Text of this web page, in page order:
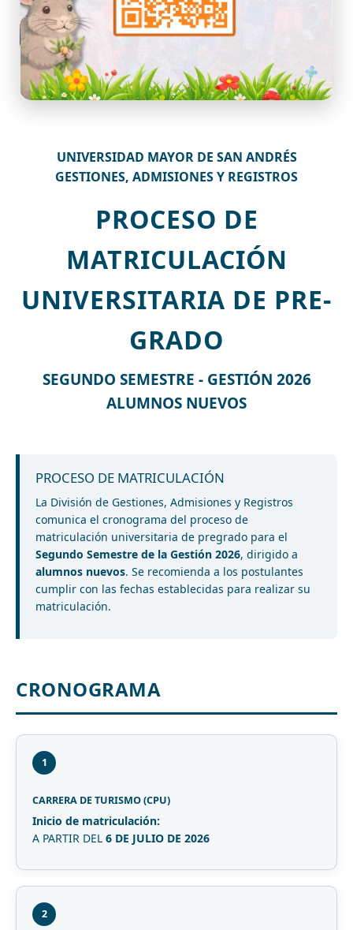
UNIVERSIDAD MAYOR DE SAN ANDRÉS
GESTIONES, ADMISIONES Y REGISTROS
PROCESO DE
MATRICULACIÓN
UNIVERSITARIA DE PRE-
GRADO
SEGUNDO SEMESTRE - GESTIÓN 2026
ALUMNOS NUEVOS
PROCESO DE MATRICULACIÓN
La División de Gestiones, Admisiones y Registros
comunica el cronograma del proceso de
matriculación universitaria de pregrado para el
Segundo Semestre de la Gestión 2026, dirigido a
alumnos nuevos. Se recomienda a los postulantes
cumplir con las fechas establecidas para realizar su
matriculación.
CRONOGRAMA
1
CARRERA DE TURISMO (CPU)
Inicio de matriculación:
A PARTIR DEL 6 DE JULIO DE 2026
2